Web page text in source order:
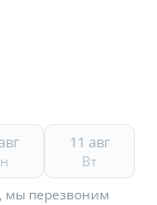
11 авг
Вт
мы перезвоним